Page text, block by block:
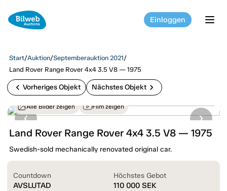
Einloggen
Start/Auktion/Septemberauktion 2021/
Land Rover Range Rover 4x4 3.5 V8 — 1975
chevron_left Vorheriges Objekt Nächstes Objekt chevron_right
Alle Bilder zeigen Film zeigen
Land Rover Range Rover 4x4 3.5 V8 — 1975
Swedish-sold mechanically renovated original car.
Countdown
AVSLUTAD
Höchstes Gebot
110 000 SEK